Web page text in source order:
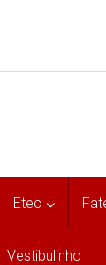
Etec
Vestibulinho